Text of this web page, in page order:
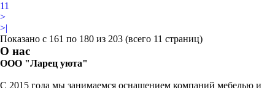
11
>
>|
Показано с 161 по 180 из 203 (всего 11 страниц)
О нас
ООО "Ларец уюта"
С 2015 года мы занимаемся оснащением компаний мебелью и